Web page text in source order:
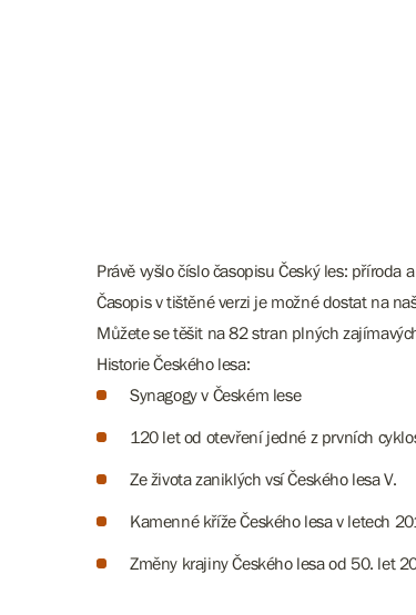
Právě vyšlo číslo časopisu Český les: příroda
Časopis v tištěné verzi je možné dostat na
Můžete se těšit na 82 stran plných
Historie Českého lesa:
Synagogy v Českém lese
120 let od otevření jedné z prvních
Ze života zaniklých vsí Českého lesa V.
Kamenné kříže Českého lesa v letech
Změny krajiny Českého lesa od 50. let